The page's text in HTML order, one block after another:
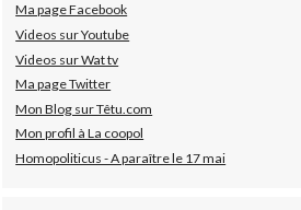
Ma page Facebook
Videos sur Youtube
Videos sur Wat tv
Ma page Twitter
Mon Blog sur Têtu.com
Mon profil à La coopol
Homopoliticus - A paraître le 17 mai